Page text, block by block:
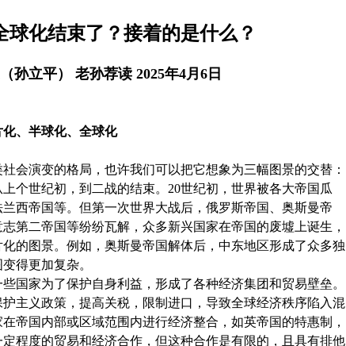
球化结束了？接着的是什么？
孙立平） 老孙荐读 2025年4月6日
、半球化、全球化
演变的格局，也许我们可以把它想象为三幅图景的交替：
上个世纪初，到二战的结束。20世纪初，世界被各大帝国瓜
西帝国等。但第一次世界大战后，俄罗斯帝国、奥斯曼帝
第二帝国等纷纷瓦解，众多新兴国家在帝国的废墟上诞生，
的图景。例如，奥斯曼帝国解体后，中东地区形成了众多独
得更加复杂。
家为了保护自身利益，形成了各种经济集团和贸易壁垒。
主义政策，提高关税，限制进口，导致全球经济秩序陷入混
帝国内部或区域范围内进行经济整合，如英帝国的特惠制，
程度的贸易和经济合作，但这种合作是有限的，且具有排他